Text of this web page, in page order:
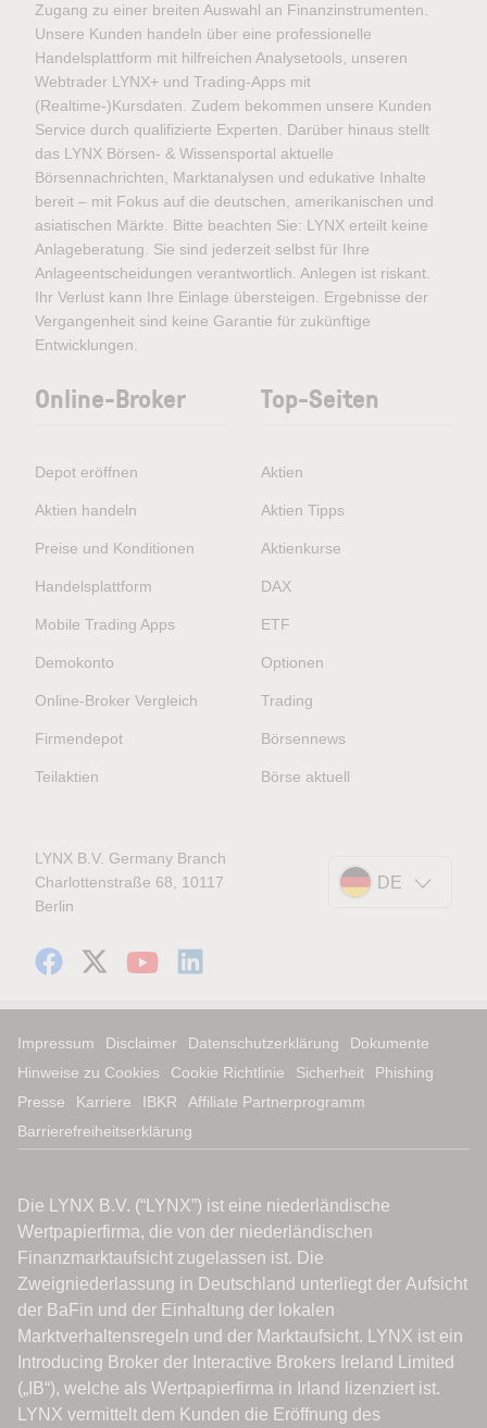
Zugang zu einer breiten Auswahl an Finanzinstrumenten.
Unsere Kunden handeln über eine professionelle
Handelsplattform mit hilfreichen Analysetools, unseren
Webtrader LYNX+ und Trading-Apps mit
(Realtime-)Kursdaten. Zudem bekommen unsere Kunden
Service durch qualifizierte Experten. Darüber hinaus stellt
das LYNX Börsen- & Wissensportal aktuelle
Börsennachrichten, Marktanalysen und edukative Inhalte
bereit – mit Fokus auf die deutschen, amerikanischen und
asiatischen Märkte. Bitte beachten Sie: LYNX erteilt keine
Anlageberatung. Sie sind jederzeit selbst für Ihre
Anlageentscheidungen verantwortlich. Anlegen ist riskant.
Ihr Verlust kann Ihre Einlage übersteigen. Ergebnisse der
Vergangenheit sind keine Garantie für zukünftige
Entwicklungen.
Online-Broker
Depot eröffnen
Aktien handeln
Preise und Konditionen
Handelsplattform
Mobile Trading Apps
Demokonto
Online-Broker Vergleich
Firmendepot
Teilaktien
Top-Seiten
Aktien
Aktien Tipps
Aktienkurse
DAX
ETF
Optionen
Trading
Börsennews
Börse aktuell
LYNX B.V. Germany Branch
Charlottenstraße 68, 10117
Berlin
DE
Impressum Disclaimer Datenschutzerklärung
Dokumente
Hinweise zu Cookies
Cookie Richtlinie Sicherheit
Phishing
Presse
Karriere IBKR
Affiliate Partnerprogramm
Barrierefreiheitserklärung